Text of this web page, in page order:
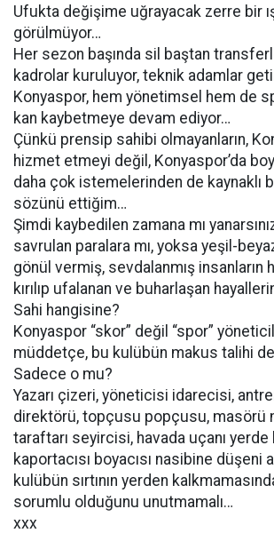
Ufukta değişime uğrayacak zerre bir
görülmüyor…
Her sezon başında sil baştan
kadrolar kuruluyor, teknik adamlar
Konyaspor, hem yönetimsel hem de
kan kaybetmeye devam ediyor…
Çünkü prensip sahibi olmayanların,
hizmet etmeyi değil, Konyaspor’da
daha çok istemelerinden de kaynaklı
sözünü ettiğim…
Şimdi kaybedilen zamana mı
savrulan paralara mı, yoksa yeşil-
gönül vermiş, sevdalanmış insanların
kırılıp ufalanan ve buharlaşan
Sahi hangisine?
Konyaspor “skor” değil “spor”
müddetçe, bu kulübün makus talihi
Sadece o mu?
Yazarı çizeri, yöneticisi idarecisi,
direktörü, topçusu popçusu, masörü
taraftarı seyircisi, havada uçanı yerde
kaportacısı boyacısı nasibine düşeni
kulübün sırtının yerden
sorumlu olduğunu unutmamalı…
xxx